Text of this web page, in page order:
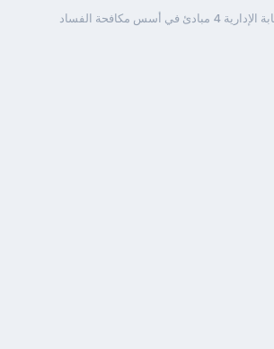
في أسس مكافحة الفساد